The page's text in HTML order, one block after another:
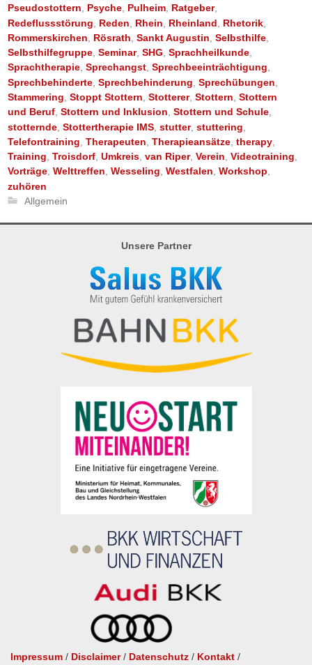
Pseudostottern, Psyche, Pulheim, Ratgeber,
Redeflussstörung
Reden Rhein Rheinland Rhetorik
Rommerskirchen
Rösrath Sankt Augustin Selbsthilfe
Selbsthilfegruppe, Seminar, SHG, Sprachheilkunde,
Sprachtherapie, Sprechangst, Sprechbeeinträchtigung,
Sprechbehinderte Sprechbehinderung Sprechübungen
Stammering, Stoppt Stottern, Stotterer, Stottern, Stottern
und Beruf, Stottern und Inklusion, Stottern und Schule,
stotternde Stottertherapie IMS stutter, stuttering
Telefontraining Therapeuten Therapieansätze therapy
Training, Troisdorf, Umkreis, van Riper, Verein, Videotraining,
Vorträge, Welttreffen, Wesseling, Westfalen, Workshop,
zuhören
Allgemein
Unsere Partner
Impressum / Disclaimer/ Datenschutz / Kontakt /